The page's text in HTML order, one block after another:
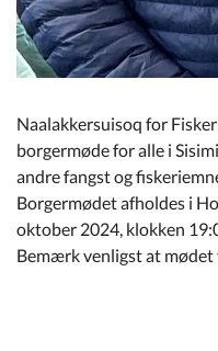
Naalakkersuisoq for
borgermøde for alle i
andre fangst og
Borgermødet afholdes i
oktober 2024, klokken
Bemærk venligst at mødet